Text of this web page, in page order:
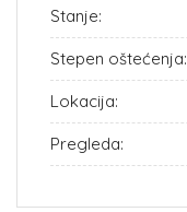
Stanje:
Stepen oštećenja:
Lokacija:
Pregleda: